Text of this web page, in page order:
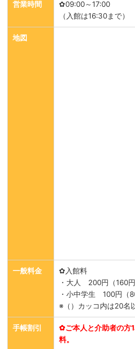
営業時間
✿09:00～17:00
（入館は16:30まで）
地図
一般料金
✿入館料
・大人 200円（160円
・小中学生 100円（
※（）カッコ内は20名
手帳割引
✿ご本人と介助者の方
料。